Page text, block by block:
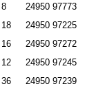
8
24950 97773
18
24950 97225
16
24950 97272
12
24950 97245
36
24950 97239